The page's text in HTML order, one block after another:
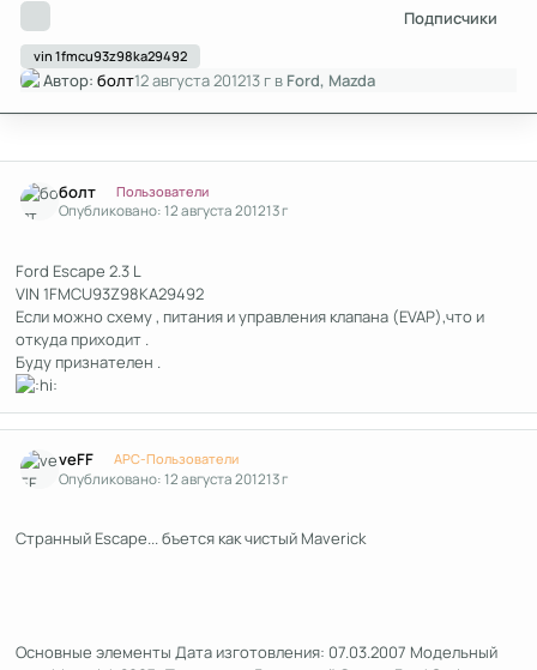
vin 1fmcu93z98ka29492
Подписчики
Автор:болт12 августа 201213 г в Ford, Mazda
болт Пользователи
Опубликовано:12 августа 201213 г
Ford Escape 2.3 L
VIN 1FMCU93Z98KA29492
Если можно схему , питания и управления клапана (EVAP),что и
откуда приходит .
Буду признателен .
veFF APC-Пользователи
Опубликовано:12 августа 201213 г
Странный Escape... бъется как чистый Maverick
Основные элементы Дата изготовления: 07.03.2007 Модельный